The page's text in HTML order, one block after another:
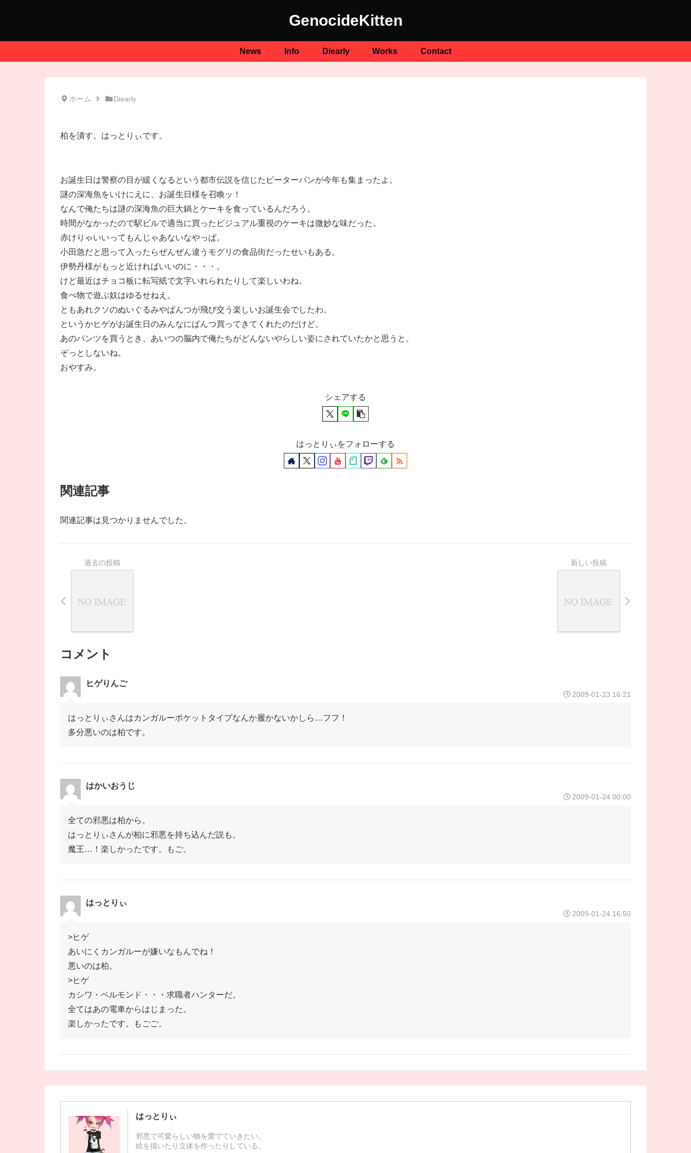
GenocideKitten
News Info Diearly Works Contact
ホーム Diearly
柏を潰す。はっとりぃです。
お誕生日は警察の目が緩くなるという都市伝説を信じたピーターパンが今年も集まったよ。
謎の深海魚をいけにえに、お誕生日様を召喚ッ！
なんで俺たちは謎の深海魚の巨大鍋とケーキを食っているんだろう。
時間がなかったので駅ビルで適当に買ったビジュアル重視のケーキは微妙な味だった。
赤けりゃいいってもんじゃあないなやっぱ。
小田急だと思って入ったらぜんぜん違うモグリの食品街だったせいもある。
伊勢丹様がもっと近ければいいのに・・・。
けど最近はチョコ板に転写紙で文字いれられたりして楽しいわね。
食べ物で遊ぶ奴はゆるせねえ。
ともあれクソのぬいぐるみやぱんつが飛び交う楽しいお誕生会でしたわ。
というかヒゲがお誕生日のみんなにぱんつ買ってきてくれたのだけど。
あのパンツを買うとき、あいつの脳内で俺たちがどんないやらしい姿にされていたかと思うと。
ぞっとしないね。
おやすみ。
シェアする
はっとりぃをフォローする
関連記事
関連記事は見つかりませんでした。
コメント
ヒゲりんご
2009-01-23 16:21
はっとりぃさんはカンガルーポケットタイプなんか履かないかしら…フフ！
多分悪いのは柏です。
はかいおうじ
2009-01-24 00:00
全ての邪悪は柏から。
はっとりぃさんが柏に邪悪を持ち込んだ説も。
魔王…！楽しかったです。もご。
はっとりぃ
2009-01-24 16:50
>ヒゲ
あいにくカンガルーが嫌いなもんでね！
悪いのは柏。
>ヒゲ
カシワ・ベルモンド・・・求職者ハンターだ。
全てはあの電車からはじまった。
楽しかったです。もごご。
はっとりぃ
邪悪で可愛らしい物を愛でていきたい。
絵を描いたり立体を作ったりしている。